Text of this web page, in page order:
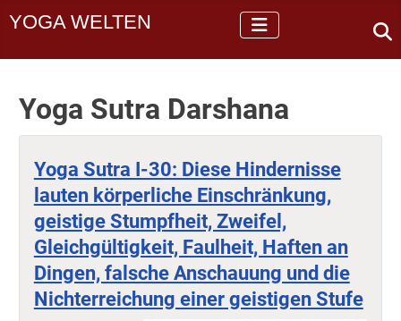
YOGA WELTEN
Yoga Sutra Darshana
Yoga Sutra I-30: Diese Hindernisse
lauten körperliche Einschränkung,
geistige Stumpfheit, Zweifel,
Gleichgültigkeit, Faulheit, Haften an
Dingen, falsche Anschauung und die
Nichterreichung einer geistigen Stufe